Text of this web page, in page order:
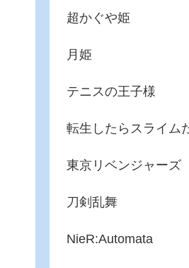
超かぐや姫
月姫
テニスの王子様
転生したらスライム
東京リベンジャーズ
刀剣乱舞
NieR:Automata